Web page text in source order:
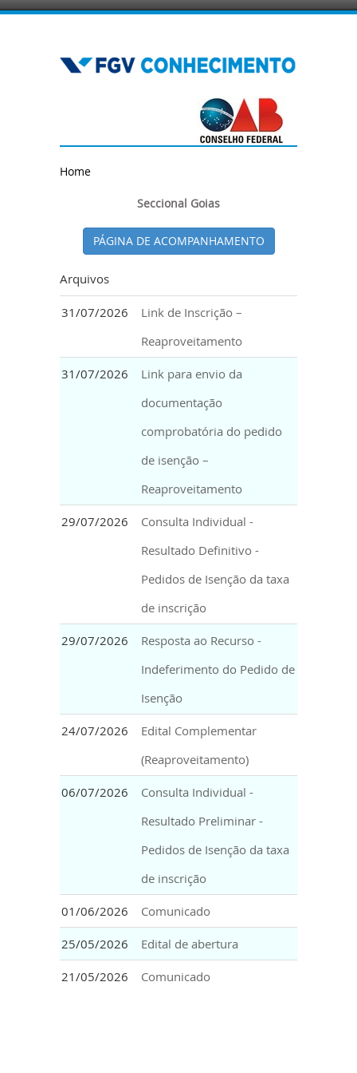
Home
Seccional Goias
PÁGINA DE ACOMPANHAMENTO
Arquivos
31/07/2026
Link de Inscrição –
Reaproveitamento
31/07/2026
Link para envio da
documentação
comprobatória do pedido
de isenção –
Reaproveitamento
29/07/2026
Consulta Individual -
Resultado Definitivo -
Pedidos de Isenção da taxa
de inscrição
29/07/2026
Resposta ao Recurso -
Indeferimento do Pedido de
Isenção
24/07/2026
Edital Complementar
(Reaproveitamento)
06/07/2026
Consulta Individual -
Resultado Preliminar -
Pedidos de Isenção da taxa
de inscrição
01/06/2026 Comunicado
25/05/2026 Edital de abertura
21/05/2026 Comunicado